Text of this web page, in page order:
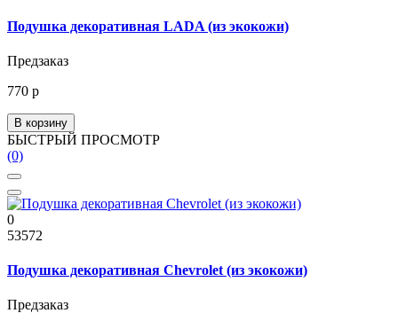
Подушка декоративная LADA (из экокожи)
Предзаказ
770 р
В корзину
БЫСТРЫЙ ПРОСМОТР
(0)
0
53572
Подушка декоративная Chevrolet (из экокожи)
Предзаказ